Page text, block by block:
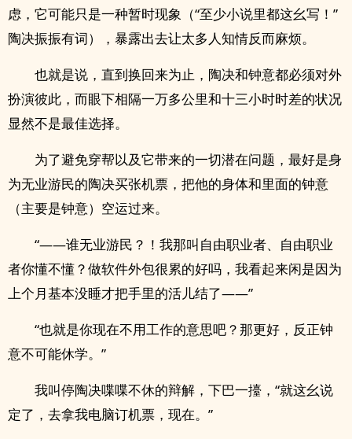
虑，它可能只是一种暂时现象（“至少小说里都这幺写！”
陶决振振有词），暴露出去让太多人知情反而麻烦。
也就是说，直到换回来为止，陶决和钟意都必须对外
扮演彼此，而眼下相隔一万多公里和十三小时时差的状况
显然不是最佳选择。
为了避免穿帮以及它带来的一切潜在问题，最好是身
为无业游民的陶决买张机票，把他的身体和里面的钟意
（主要是钟意）空运过来。
“——谁无业游民？！我那叫自由职业者、自由职业
者你懂不懂？做软件外包很累的好吗，我看起来闲是因为
上个月基本没睡才把手里的活儿结了——”
“也就是你现在不用工作的意思吧？那更好，反正钟
意不可能休学。”
我叫停陶决喋喋不休的辩解，下巴一擡，“就这幺说
定了，去拿我电脑订机票，现在。”